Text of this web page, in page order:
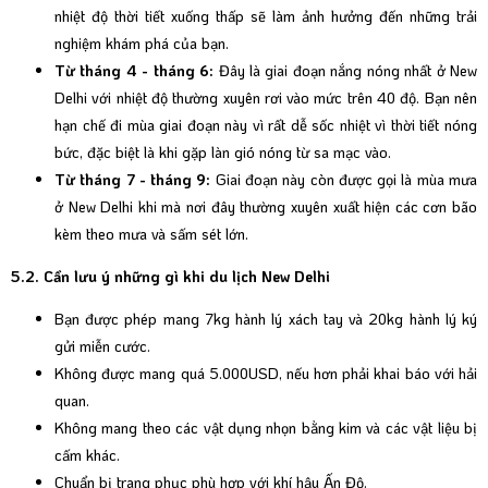
nhiệt độ thời tiết xuống thấp sẽ làm ảnh hưởng đến những trải
nghiệm khám phá của bạn.
Từ tháng 4 - tháng 6: Đây là giai đoạn nắng nóng nhất ở New
Delhi với nhiệt độ thường xuyên rơi vào mức trên 40 độ. Bạn nên
hạn chế đi mùa giai đoạn này vì rất dễ sốc nhiệt vì thời tiết nóng
bức, đặc biệt là khi gặp làn gió nóng từ sa mạc vào.
Từ tháng 7 - tháng 9: Giai đoạn này còn được gọi là mùa mưa
ở New Delhi khi mà nơi đây thường xuyên xuất hiện các cơn bão
kèm theo mưa và sấm sét lớn.
5.2. Cần lưu ý những gì khi du lịch New Delhi
Bạn được phép mang 7kg hành lý xách tay và 20kg hành lý ký
gửi miễn cước.
Không được mang quá 5.000USD, nếu hơn phải khai báo với hải
quan.
Không mang theo các vật dụng nhọn bằng kim và các vật liệu bị
cấm khác.
Chuẩn bị trang phục phù hợp với khí hậu Ấn Độ.